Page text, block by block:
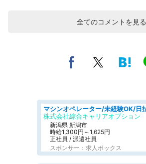
全てのコメントを見る
株式会社綜合キャリアオプション
新潟県 新潟市
時給1,300円～1,625円
正社員 / 派遣社員
スポンサー：求人ボックス